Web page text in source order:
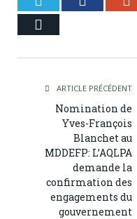
ARTICLE PRÉCÉDENT
Nomination de
Yves-François
Blanchet au
MDDEFP: L’AQLPA
demande la
confirmation des
engagements du
gouvernement